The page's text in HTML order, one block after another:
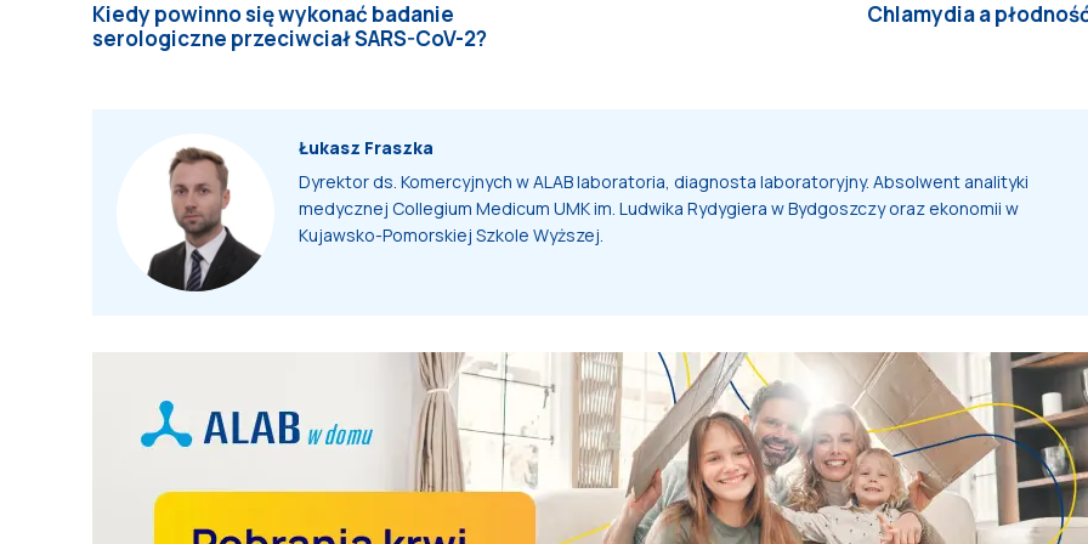
Kiedy powinno się wykonać badanie
serologiczne przeciwciał SARS-CoV-2?
Chlamydia a
Łukasz Fraszka
Dyrektor ds. Komercyjnych w ALAB laboratoria, diagnosta laboratoryjny. Absolwent analityki
medycznej Collegium Medicum UMK im. Ludwika Rydygiera w Bydgoszczy oraz ekonomii w
Kujawsko-Pomorskiej Szkole Wyższej.